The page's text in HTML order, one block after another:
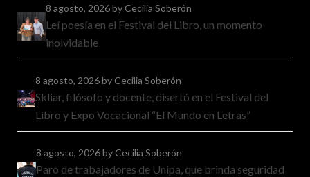
8 agosto, 2026by Cecilia Soberón
Leí poesía en el Festival del Libro, un momento
inolvidable
8 agosto, 2026by Cecilia Soberón
Skliar, filósofo y docente, disertó en el Festival del
Libro y Expo Vocacional “El Mundo en Letras”
8 agosto, 2026by Cecilia Soberón
Paro de trabajadores de Unipa, que brinda seguridad